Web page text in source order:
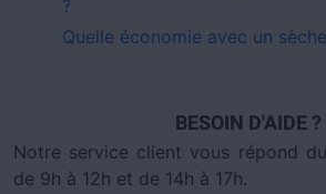
?
Quelle économie avec un
BESOIN D'AIDE ?
Notre service client vous répond
de 9h à 12h et de 14h à 17h.